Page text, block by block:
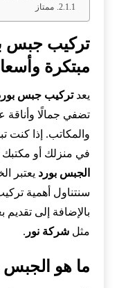
ممتاز
تركيب جبس
مبتكرة
يعدتركيب جبس
تضفي جمالًا وأناقة
والمكاتب. إذا
في منزلك أو مكتبك
الجبس بورد يعتبر
سنتناول أهمية
بالإضافة إلى
مثلشركة نور .
ما هو الجبس